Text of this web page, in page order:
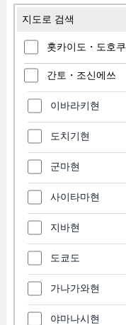
지도로 검색
홋카이도・도호쿠
간토・조신에쓰
이바라키현
도치기현
군마현
사이타마현
지바현
도쿄도
가나가와현
야마나시현